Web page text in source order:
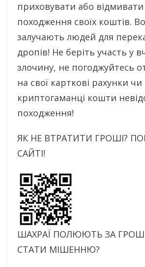
приховувати або
походження своїх коштів.
залучають людей для
дропів! Не беріть участь у
злочину, не погоджуйтесь
на свої карткові рахунки чи
криптогаманці кошти
походження!
ЯК НЕ ВТРАТИТИ ГРОШІ?
САЙТІ!
ШАХРАЇ ПОЛЮЮТЬ ЗА
СТАТИ МІШЕННЮ?